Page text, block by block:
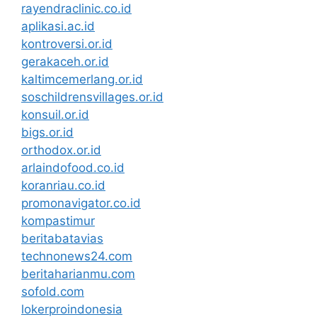
rayendraclinic.co.id
aplikasi.ac.id
kontroversi.or.id
gerakaceh.or.id
kaltimcemerlang.or.id
soschildrensvillages.or.id
konsuil.or.id
bigs.or.id
orthodox.or.id
arlaindofood.co.id
koranriau.co.id
promonavigator.co.id
kompastimur
beritabatavias
technonews24.com
beritaharianmu.com
sofold.com
lokerproindonesia